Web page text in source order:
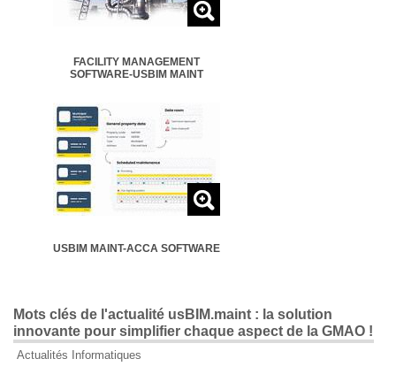
FACILITY MANAGEMENT
SOFTWARE-USBIM MAINT
USBIM MAINT-ACCA SOFTWARE
Mots clés de l'actualité usBIM.maint : la solution
innovante pour simplifier chaque aspect de la GMAO !
Actualités Informatiques